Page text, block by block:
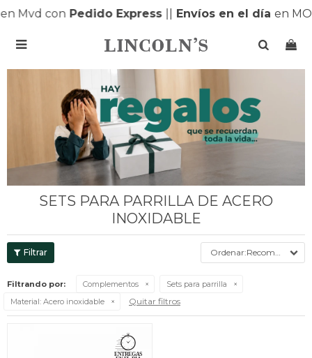
Mvd conPedido Express| Envíos en el díaen

SETS PARA PARRILLA DE ACERO
INOXIDABLE
Recomendados
Filtrando por: Complementos
Sets para parrilla
Material: Acero inoxidable Quitar filtros